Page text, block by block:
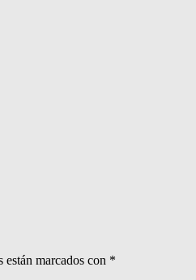
marcados con *